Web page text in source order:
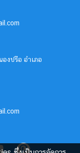
งปรือ อำเภอ